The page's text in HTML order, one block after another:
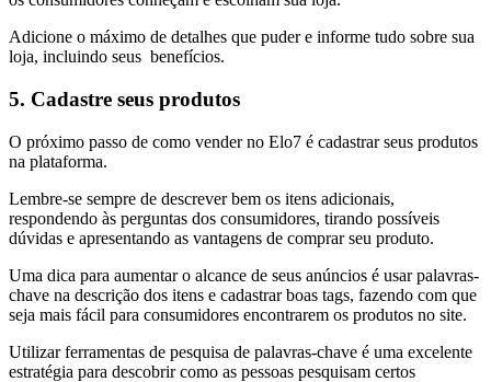
Adicione o máximo de detalhes que puder e informe tudo sobre sua
loja, incluindo seus benefícios.
5. Cadastre seus produtos
O próximo passo de como vender no Elo7 é cadastrar seus produtos
na plataforma.
Lembre-se sempre de descrever bem os itens adicionais,
respondendo às perguntas dos consumidores, tirando possíveis
dúvidas e apresentando as vantagens de comprar seu produto.
Uma dica para aumentar o alcance de seus anúncios é usar palavras-
chave na descrição dos itens e cadastrar boas tags, fazendo com que
seja mais fácil para consumidores encontrarem os produtos no site.
Utilizar ferramentas de pesquisa de palavras-chave é uma excelente
estratégia para descobrir como as pessoas pesquisam certos